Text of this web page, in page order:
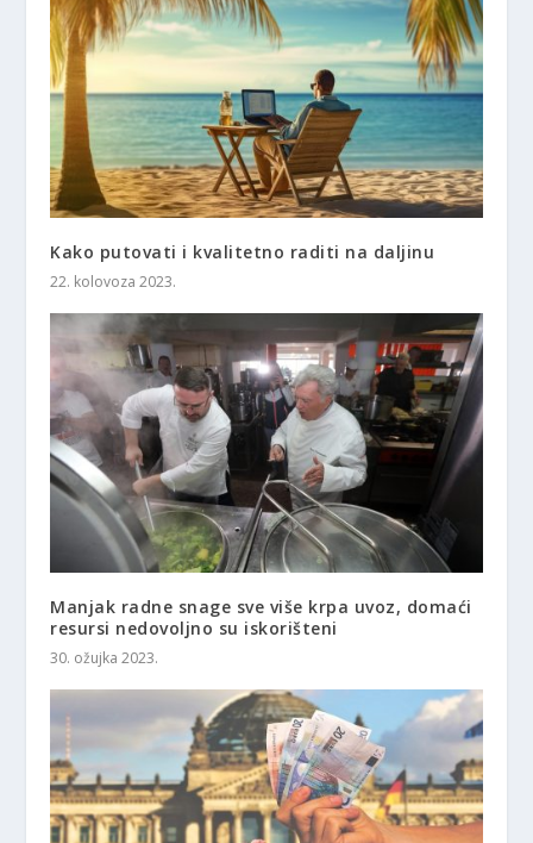
Kako putovati i kvalitetno raditi na daljinu
22. kolovoza 2023.
Manjak radne snage sve više krpa uvoz, domaći
resursi nedovoljno su iskorišteni
30. ožujka 2023.